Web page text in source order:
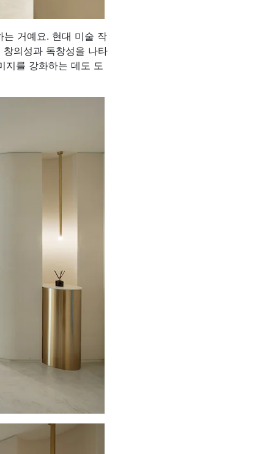
는 거예요. 현대 미술 작
의성과 독창성을 나타
지를 강화하는 데도 도